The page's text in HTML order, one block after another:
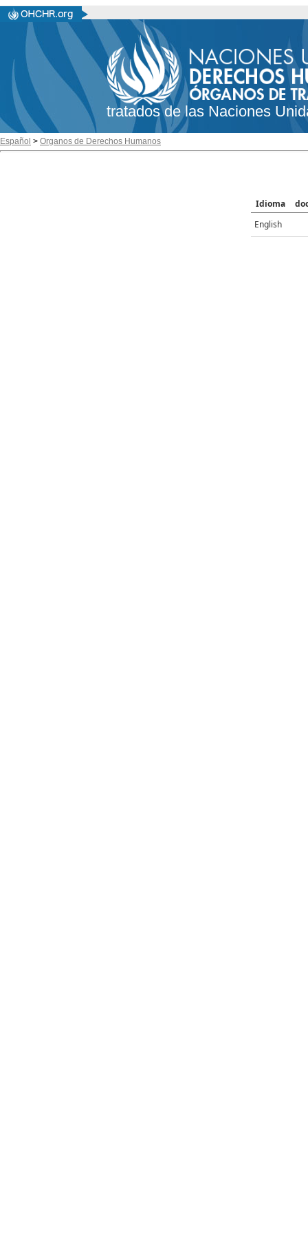
tratados de las Naciones
Español > Organos de Derechos Humanos
Idioma
English